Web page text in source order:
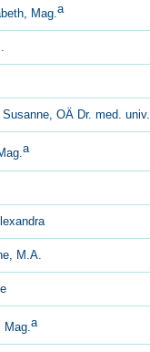
Mag.a
OÄ Dr. med. univ.
a
M.A.
a